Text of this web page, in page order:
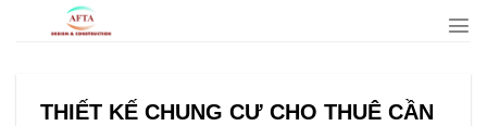
THIẾT KẾ CHUNG CƯ CHO THUÊ CẦN